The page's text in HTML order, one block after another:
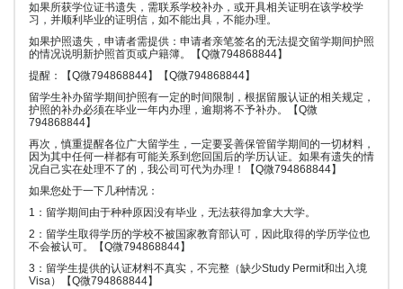
如果所获学位证书遗失，需联系学校补办，或开具相关证明在该学校学
习，并顺利毕业的证明信，如不能出具，不能办理。
如果护照遗失，申请者需提供：申请者亲笔签名的无法提交留学期间护照
的情况说明新护照首页或户籍簿。【Q微794868844】
提醒：【Q微794868844】【Q微794868844】
留学生补办留学期间护照有一定的时间限制，根据留服认证的相关规定，
护照的补办必须在毕业一年内办理，逾期将不予补办。【Q微
794868844】
再次，慎重提醒各位广大留学生，一定要妥善保管留学期间的一切材料，
因为其中任何一样都有可能关系到您回国后的学历认证。如果有遗失的情
况自己实在处理不了的，我公司可代为办理！【Q微794868844】
如果您处于一下几种情况：
1：留学期间由于种种原因没有毕业，无法获得加拿大大学。
2：留学生取得学历的学校不被国家教育部认可，因此取得的学历学位也
不会被认可。【Q微794868844】
3：留学生提供的认证材料不真实，不完整（缺少Study Permit和出入境
Visa）【Q微794868844】